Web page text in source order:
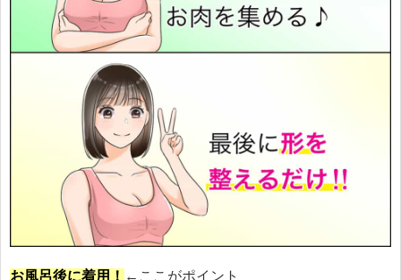
お風呂後に着用！ ←ここがポイント